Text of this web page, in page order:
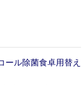
ール除菌食卓用替え